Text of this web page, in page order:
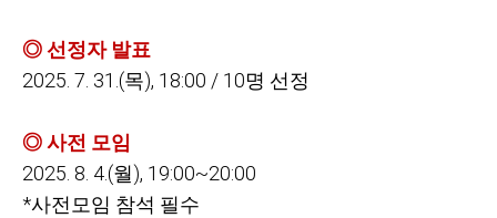
◎ 선정자 발표
2025. 7. 31.(목), 18:00 / 10명 선정
◎ 사전 모임
2025. 8. 4.(월), 19:00~20:00
*사전모임 참석 필수